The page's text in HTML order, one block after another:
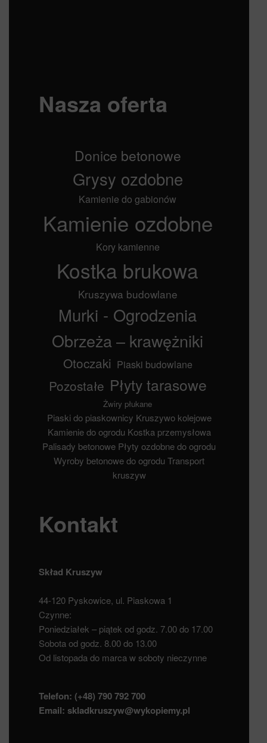
Nasza oferta
Donice betonowe
Grysy ozdobne
Kamienie do gabionów
Kamienie ozdobne
Kory kamienne
Kostka brukowa
Kruszywa budowlane
Murki - Ogrodzenia
Obrzeża – krawężniki
Otoczaki Piaski budowlane
Pozostałe Płyty tarasowe
Żwiry płukane
Piaski do piaskownicy Kruszywo kolejowe
Kamienie do ogrodu Kostka przemysłowa
Palisady betonowe Płyty ozdobne do ogrodu
Wyroby betonowe do ogrodu Transport
kruszyw
Kontakt
Skład Kruszyw
44-120 Pyskowice, ul. Piaskowa 1
Czynne:
Poniedziałek – piątek od godz. 7.00 do 17.00
Sobota od godz. 8.00 do 13.00
Od listopada do marca w soboty nieczynne
Telefon: (+48) 790 792 700
Email: skladkruszyw@wykopiemy.pl